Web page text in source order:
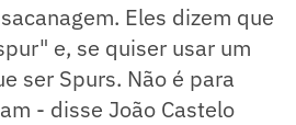
Eles dizem que
e, se quiser usar um
ser Spurs. Não é para
- disse João Castelo